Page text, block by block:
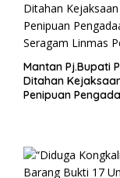
Mantan Pj.Bupati
Ditahan
Penipuan